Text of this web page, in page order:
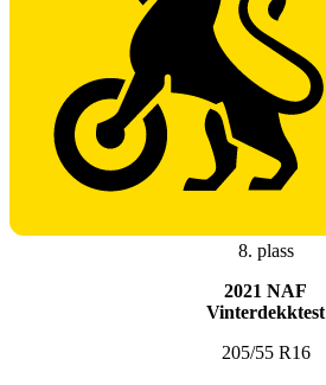
8. plass
2021 NAF
Vinterdekktest
205/55 R16